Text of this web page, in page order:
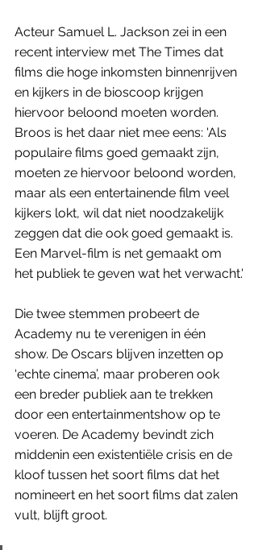
Acteur Samuel L. Jackson zei in een
recent interview met The Times dat
films die hoge inkomsten binnenrijven
en kijkers in de bioscoop krijgen
hiervoor beloond moeten worden.
Broos is het daar niet mee eens: 'Als
populaire films goed gemaakt zijn,
moeten ze hiervoor beloond worden,
maar als een entertainende film veel
kijkers lokt, wil dat niet noodzakelijk
zeggen dat die ook goed gemaakt is.
Een Marvel-film is net gemaakt om
het publiek te geven wat het verwacht.'
Die twee stemmen probeert de
Academy nu te verenigen in één
show. De Oscars blijven inzetten op
‘echte cinema’, maar proberen ook
een breder publiek aan te trekken
door een entertainmentshow op te
voeren. De Academy bevindt zich
middenin een existentiële crisis en de
kloof tussen het soort films dat het
nomineert en het soort films dat zalen
vult, blijft groot.